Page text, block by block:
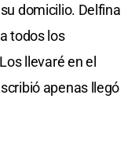
domicilio. Delfina
todos los
llevaré en el
apenas llegó